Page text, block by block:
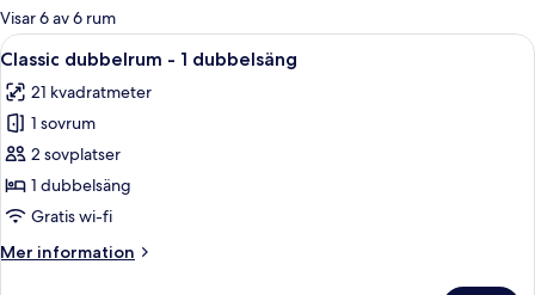
för
rum
Visar 6 av 6 rum
Öppna
alla
foton
för
Classic
dubbelrum
-
dubbelsäng
Classic dubbelrum - 1 dubbelsäng |
6
Classic dubbelrum - 1 dubbelsäng
21 kvadratmeter
1 sovrum
2 sovplatser
1 dubbelsäng
Gratis wi-fi
Mer information
Mer